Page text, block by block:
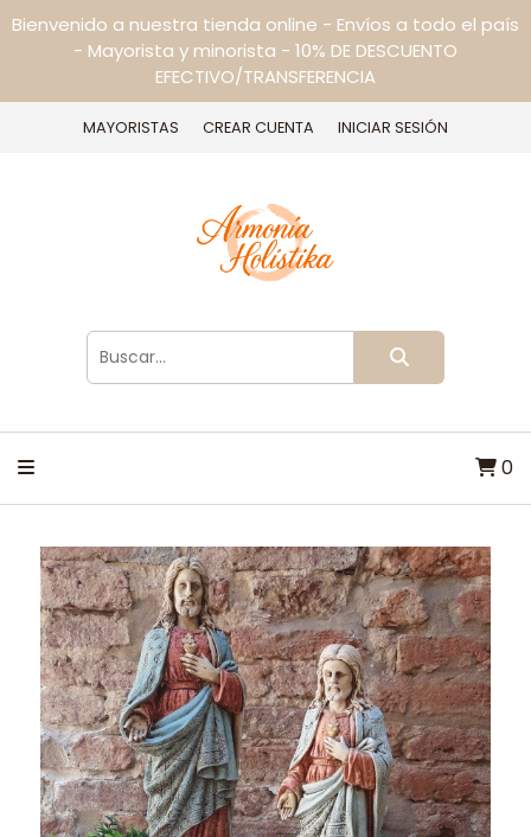
Bienvenido a nuestra tienda online - Envíos a todo el país
- Mayorista y minorista - 10% DE DESCUENTO
EFECTIVO/TRANSFERENCIA
MAYORISTAS CREAR CUENTA INICIAR SESIÓN
0